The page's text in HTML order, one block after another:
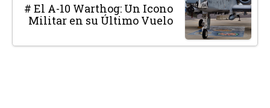
# El A-10 Warthog: Un Icono
Militar en su Último Vuelo